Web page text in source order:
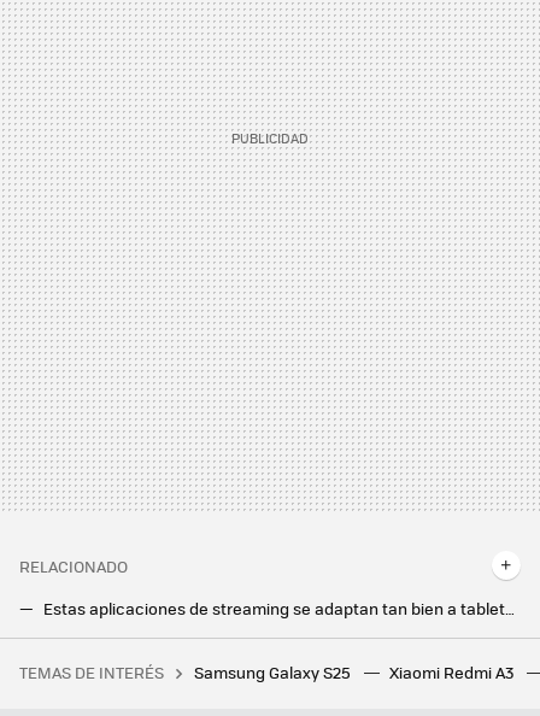
RELACIONADO
Estas aplicaciones de streaming se adaptan tan bien a tablets y plegables que son para enmarcar, dice Google
Todas las apps que Google ha adaptado a móviles plegables y tablets para aprovechar al máximo sus pantallas
Tenemos un problema con el futuro del cemento y con el exceso de plástico. A alguien se le ha ocurrido lo más obvio
TEMAS DE INTERÉS Samsung Galaxy S25 Xiaomi Redmi A3